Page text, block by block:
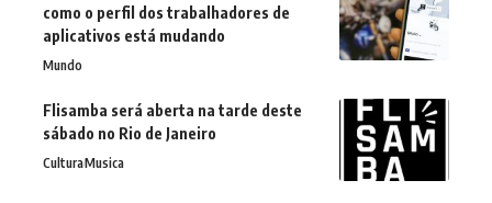
como o perfil dos trabalhadores de
aplicativos está mudando
Mundo
Flisamba será aberta na tarde deste
sábado no Rio de Janeiro
CulturaMusica